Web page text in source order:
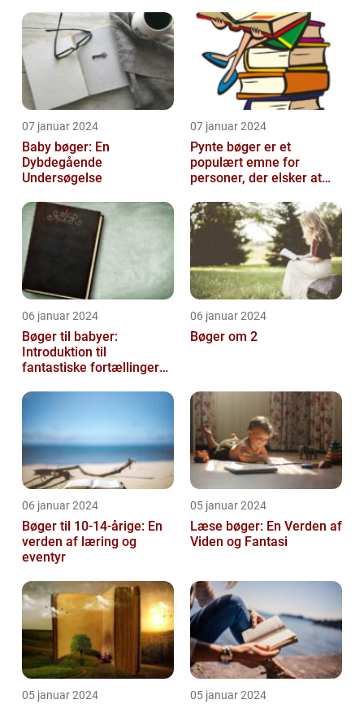
skat
07 januar 2024
Baby bøger: En
Dybdegående
Undersøgelse
07 januar 2024
Pynte bøger er et
populært emne for
personer, der elsker at
deres bøger
06 januar 2024
Bøger til babyer:
Introduktion til
fantastiske fortællinger
06 januar 2024
Bøger om 2
06 januar 2024
Bøger til 10-14-årige: En
verden af læring og
eventyr
05 januar 2024
Læse bøger: En Verden af
Viden og Fantasi
05 januar 2024 05 januar 2024